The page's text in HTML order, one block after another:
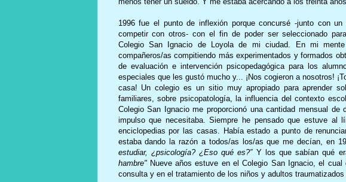
1996 fue el punto de inflexión porque concursé -junto con
competir con otros- con el fin de poder ser seleccionado
Colegio San Ignacio de Loyola de mi ciudad. En mi
compañeros/as compitiendo más experimentados y formados
de evaluación e intervención psicopedagógica para los
especiales que les gustó mucho y... ¡Nos cogieron a nosotros!
casa! Un colegio es un sitio muy apropiado para aprender
familiares, sobre psicopatología, la influencia del contexto
Colegio San Ignacio me proporcionó una cantidad mensual
impulso que necesitaba. Siempre he pensado que estuve al
enciclopedias por las casas. Había estado a punto de
estaba dando la razón a todos/as los/as que me decían, en
estudiar, ¿psicología? ¿Eso qué es?”Y los que sabían qué
hambre"Nueve años estuve en el Colegio San Ignacio, el cual
consulta y en el tratamiento de los niños y adultos traumatizados